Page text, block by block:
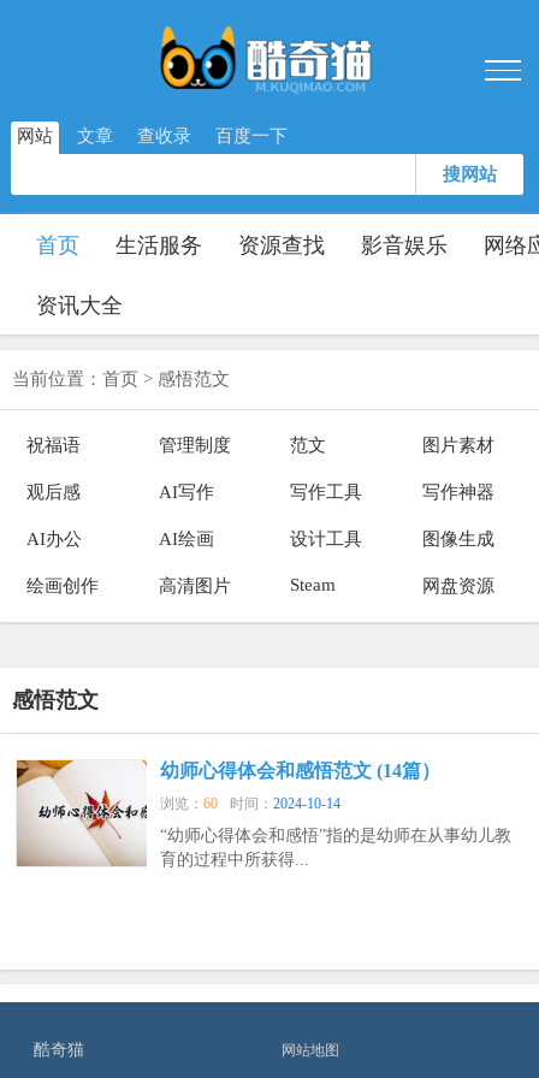
网站 文章 查收录 百度一下
搜网站
首页 生活服务 资源查找 影音娱乐 网络
资讯大全
当前位置： 首页 > 感悟范文
祝福语 管理制度 范文 图片素材
观后感 AI写作 写作工具 写作神器
AI办公 AI绘画 设计工具 图像生成
绘画创作 高清图片 Steam 网盘资源
感悟范文
幼师心得体会和感悟范文 (14篇）
浏览：60 时间：2024-10-14
“幼师心得体会和感悟”指的是幼师在从事幼儿教
育的过程中所获得...
酷奇猫 网站地图